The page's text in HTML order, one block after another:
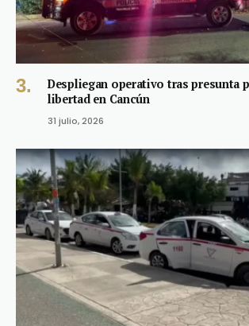
Despliegan operativo tras presunta
libertad en Cancún
31 julio, 2026